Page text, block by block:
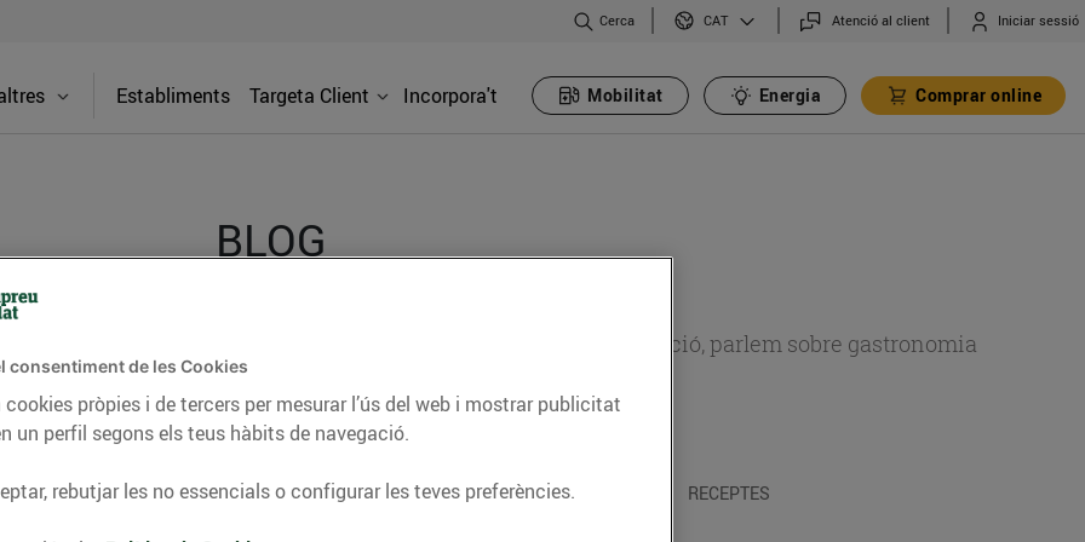
Cerca CAT Atenció al client Iniciar sessió
Establiments Targeta Client Incorpora't Mobilitat Energia Comprar online
BLOG
consells nutricionals, informació d’actualitat sobre alimentació, parlem sobre gastronomia
del nostre territori i molts altres temes.
CONSELLS I HÀBITS SALUDABLES ENERGIA GASTRONOMIA I TRADICIONS RECEPTES
consentiment de les Cookies
pròpies i de tercers per mesurar l’ús del web i mostrar publicitat
un perfil segons els teus hàbits de navegació.
rebutjar les no essencials o configurar les teves preferències.